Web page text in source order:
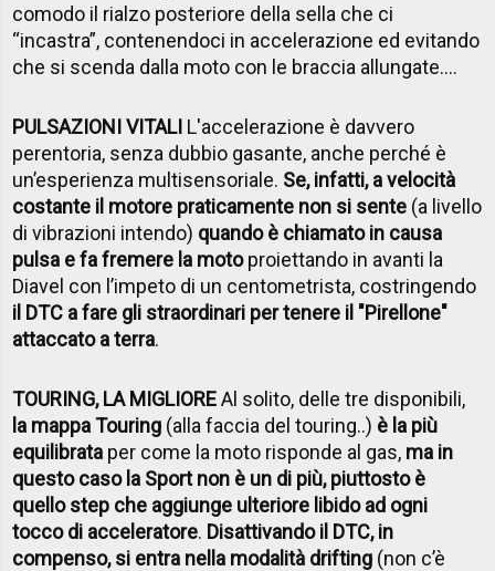
comodo il rialzo posteriore della sella che ci
“incastra”, contenendoci in accelerazione ed evitando
che si scenda dalla moto con le braccia allungate….
PULSAZIONI VITALI L'accelerazione è davvero
perentoria, senza dubbio gasante, anche perché è
un’esperienza multisensoriale. Se, infatti, a velocità
costante il motore praticamente non si sente (a livello
di vibrazioni intendo) quando è chiamato in causa
pulsa e fa fremere la motoproiettando in avanti la
Diavel con l’impeto di un centometrista, costringendo
il DTC a fare gli straordinari per tenere il "Pirellone"
attaccato a terra.
TOURING, LA MIGLIOREAl solito, delle tre disponibili,
la mappa Touring (alla faccia del touring..) è la più
equilibrata per come la moto risponde al gas, ma in
questo caso la Sport non è un di più, piuttosto è
quello step che aggiunge ulteriore libido ad ogni
tocco di acceleratore. Disattivando il DTC, in
compenso, si entra nella modalità drifting (non c’è